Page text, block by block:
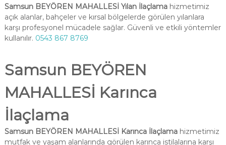
Samsun BEYÖREN MAHALLESİ Yılan İlaçlamahizmetimiz
açık alanlar, bahçeler ve kırsal bölgelerde görülen yılanlara
karşı profesyonel mücadele sağlar. Güvenli ve etkili yöntemler
kullanılır. 0543 867 8769
Samsun BEYÖREN
MAHALLESİ Karınca
İlaçlama
Samsun BEYÖREN MAHALLESİ Karınca İlaçlamahizmetimiz
mutfak ve yaşam alanlarında görülen karınca istilalarına karşı